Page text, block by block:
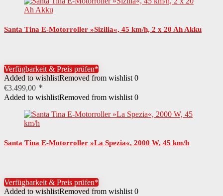
Santa Tina E-Motorroller »Sizilia«, 45 km/h, 2 x 20 Ah Akku
Verfügbarkeit & Preis prüfen*
Added to wishlistRemoved from wishlist 0
€3.499,00
Added to wishlistRemoved from wishlist 0
Santa Tina E-Motorroller »La Spezia«, 2000 W, 45 km/h
Verfügbarkeit & Preis prüfen*
Added to wishlistRemoved from wishlist 0